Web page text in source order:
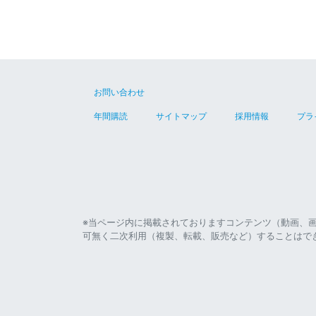
お問い合わせ
年間購読 サイトマップ 採用情報 プ
※当ページ内に掲載されておりますコンテンツ（動画、
可無く二次利用（複製、転載、販売など）することはで